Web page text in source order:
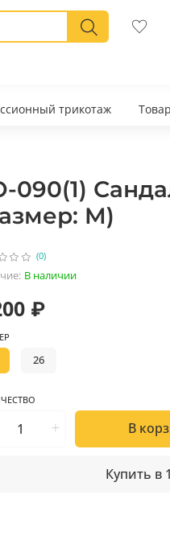
трикотаж
(0)
В наличии
090(1)
M)
₽
В
Купить в
26